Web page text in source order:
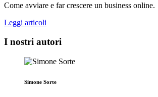
Come avviare e far crescere un business online.
Leggi articoli
I nostri autori
Simone Sorte